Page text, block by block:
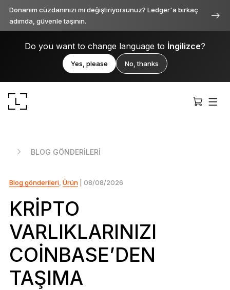
Donanım cüzdanınızı mı değiştiriyorsunuz? Ledger'a birkaç
adımda, güvenle taşının.
Do you want to change language to İngilizce?
Yes, please No, thanks
Ledger Stax
Ledger Flex
Yeni standart
Ledger Nano
BLOG GÖNDERILERI
Blog gönderileri, Ürün| 08/08/2026
KRIPTO
VARLIKLARINIZI
COINBASE’DEN
TAŞIMA